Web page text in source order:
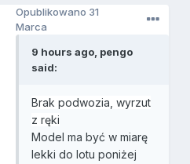
Opublikowano 31
Marca
9 hours ago, pengo
said:
Brak podwozia, wyrzut
z ręki
Model ma być w miarę
lekki do lotu poniżej